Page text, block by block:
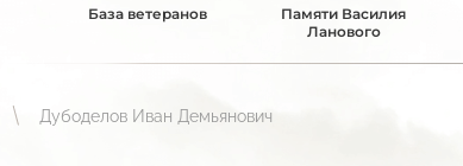
База ветеранов
Памяти Василия
Ланового
Дубоделов Иван Демьянович